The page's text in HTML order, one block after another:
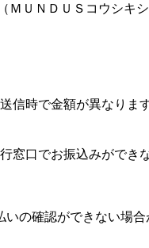
ＭＵＮＤＵＳコウシキ
信時で金額が異なります
窓口でお振込みができ
の確認ができない場合